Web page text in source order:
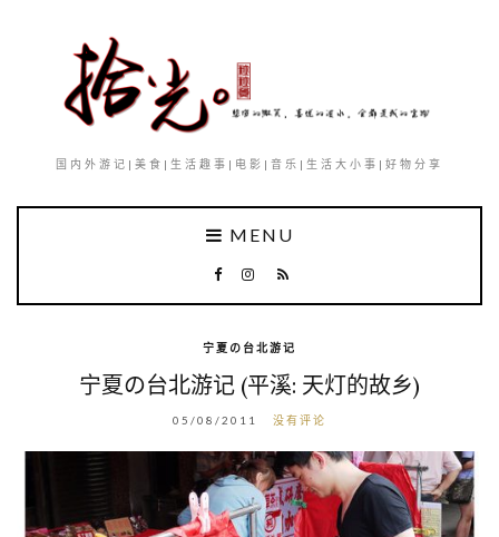
国内外游记|美食|生活趣事|电影|音乐|生活大小事|好物分享
MENU
宁夏の台北游记
宁夏の台北游记 (平溪: 天灯的故乡)
05/08/2011 没有评论